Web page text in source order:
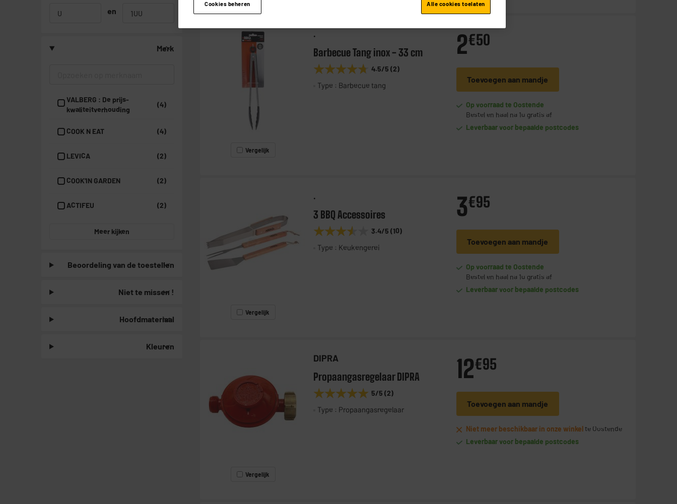
en
Merk
VALBERG : De prijs-
kwaliteitverhouding
(4)
COOK N EAT (4)
LEVICA (2)
COOK'IN GARDEN (2)
ACTIFEU (2)
Meer kijken
Beoordeling van de toestellen
Niet te missen !
Hoofdmateriaal
Kleuren
Vergelijk
.
Barbecue Tang inox - 33 cm
★★★★★
★★★★★ 4.5/5 (2)
Type : Barbecue tang
2€50
Toevoegen aan mandje
Op voorraad te Oostende
Bestel en haal na 1u gratis af
Leverbaar voor bepaalde postcodes
Vergelijk
.
3 BBQ Accessoires
★★★★★
★★★★★ 3.4/5 (10)
Type : Keukengerei
3€95
Toevoegen aan mandje
Op voorraad te Oostende
Bestel en haal na 1u gratis af
Leverbaar voor bepaalde postcodes
Vergelijk
DIPRA
Propaangasregelaar DIPRA
★★★★★
★★★★★ 5/5 (2)
Type : Propaangasregelaar
12€95
Toevoegen aan mandje
Niet meer beschikbaar in onze winkel te Oostende
Leverbaar voor bepaalde postcodes
Cookies beheren Alle cookies toelaten